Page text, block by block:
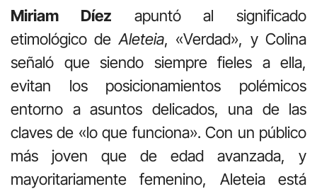
Miriam Díez apuntó al significado
etimológico deAleteia, «Verdad», y Colina
señaló que siendo siempre fieles a ella,
evitan los posicionamientos polémicos
entorno a asuntos delicados, una de las
claves de «lo que funciona». Con un público
más joven que de edad avanzada, y
mayoritariamente femenino, Aleteia está